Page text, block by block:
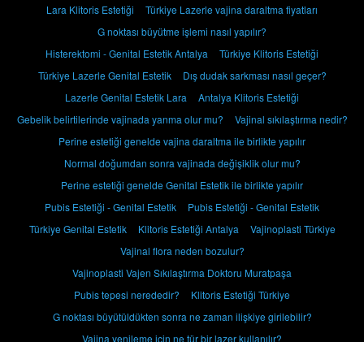
Lara Klitoris Estetiği
Türkiye Lazerle vajina daraltma fiyatları
G noktası büyütme işlemi nasıl yapılır?
Histerektomi - Genital Estetik Antalya
Türkiye Klitoris Estetiği
Türkiye Lazerle Genital Estetik
Dış dudak sarkması nasıl geçer?
Lazerle Genital Estetik Lara
Antalya Klitoris Estetiği
Gebelik belirtilerinde vajinada yanma olur mu?
Vajinal sıkılaştırma nedir?
Perine estetiği genelde vajina daraltma ile birlikte yapılır
Normal doğumdan sonra vajinada değişiklik olur mu?
Perine estetiği genelde Genital Estetik ile birlikte yapılır
Pubis Estetiği - Genital Estetik
Pubis Estetiği - Genital Estetik
Türkiye Genital Estetik
Klitoris Estetiği Antalya
Vajinoplasti Türkiye
Vajinal flora neden bozulur?
Vajinoplasti Vajen Sıkılaştırma Doktoru Muratpaşa
Pubis tepesi nerededir?
Klitoris Estetiği Türkiye
G noktası büyütüldükten sonra ne zaman ilişkiye girilebilir?
Vajina yenileme için ne tür bir lazer kullanılır?